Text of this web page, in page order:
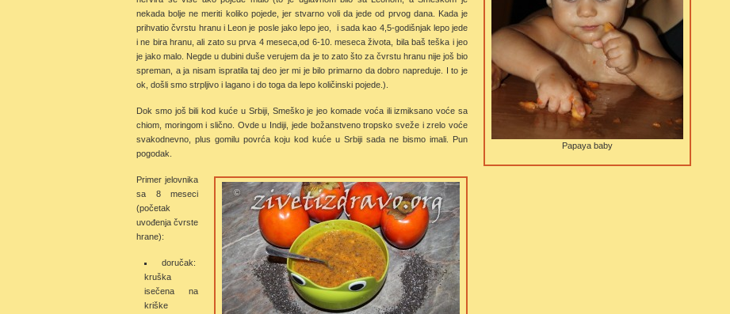
Papaya baby
nekada bolje ne meriti koliko pojede, jer stvarno voli da jede od prvog dana. Kada je
prihvatio čvrstu hranu i Leon je posle jako lepo jeo, i sada kao 4,5-godišnjak lepo jede
i ne bira hranu, ali zato su prva 4 meseca,od 6-10. meseca života, bila baš teška i jeo
je jako malo. Negde u dubini duše verujem da je to zato što za čvrstu hranu nije još bio
spreman, a ja nisam ispratila taj deo jer mi je bilo primarno da dobro napreduje. I to je
ok, došli smo strpljivo i lagano i do toga da lepo količinski pojede.).
Dok smo još bili kod kuće u Srbiji, Smeško je jeo komade voća ili izmiksano voće sa
chiom, moringom i slično. Ovde u Indiji, jede božanstveno tropsko sveže i zrelo voće
svakodnevno, plus gomilu povrća koju kod kuće u Srbiji sada ne bismo imali. Pun
pogodak.
Primer jelovnika
sa 8 meseci
(početak
uvođenja čvrste
hrane):
doručak:
kruška
isečena na
kriške